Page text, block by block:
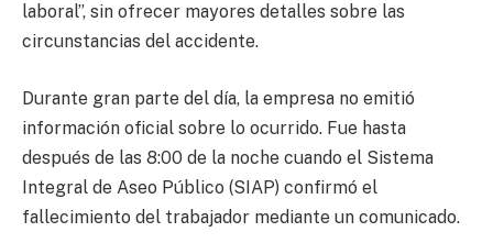
laboral”, sin ofrecer mayores detalles sobre las
circunstancias del accidente.
Durante gran parte del día, la empresa no emitió
información oficial sobre lo ocurrido. Fue hasta
después de las 8:00 de la noche cuando el Sistema
Integral de Aseo Público (SIAP) confirmó el
fallecimiento del trabajador mediante un comunicado.